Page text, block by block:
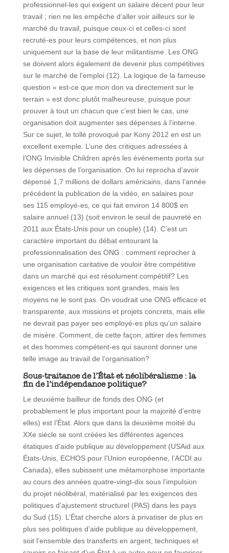
professionnel-les qui exigent un salaire décent pour leur
travail ; rien ne les empêche d’aller voir ailleurs sur le
marché du travail, puisque ceux-ci et celles-ci sont
recruté-es pour leurs compétences, et non plus
uniquement sur la base de leur militantisme. Les ONG
se doivent alors également de devenir plus compétitives
sur le marché de l’emploi (12). La logique de la fameuse
question « est-ce que mon don va directement sur le
terrain » est donc plutôt malheureuse, puisque pour
prouver à tout un chacun que c’est bien le cas, une
organisation doit augmenter ses dépenses à l’interne.
Sur ce sujet, le tollé provoqué par Kony 2012 en est un
excellent exemple. L’une des critiques adressées à
l’ONG Invisible Children après les événements porta sur
les dépenses de l’organisation. On lui reprocha d’avoir
dépensé 1,7 millions de dollars américains, dans l’année
précédent la publication de la vidéo, en salaires pour
ses 115 employé-es, ce qui fait environ 14 800$ en
salaire annuel (13) (soit environ le seuil de pauvreté en
2011 aux États-Unis pour un couple) (14). C’est un
caractère important du débat entourant la
professionnalisation des ONG : comment reprocher à
une organisation caritative de vouloir être compétitive
dans un marché qui est résolument compétitif? Les
exigences et les critiques sont grandes, mais les
moyens ne le sont pas. On voudrait une ONG efficace et
transparente, aux missions et projets concrets, mais elle
ne devrait pas payer ses employé-es plus qu’un salaire
de misère. Comment, de cette façon, attirer des femmes
et des hommes compétent-es qui sauront donner une
telle image au travail de l’organisation?
Sous-traitance de l’État et néolibéralisme : la
fin de l’indépendance politique?
Le deuxième bailleur de fonds des ONG (et
probablement le plus important pour la majorité d’entre
elles) est l’État. Alors que dans la deuxième moitié du
XXe siècle se sont créées les différentes agences
étatiques d’aide publique au développement (USAid aux
États-Unis, ECHOS pour l’Union européenne, l’ACDI au
Canada), elles subissent une métamorphose importante
au cours des années quatre-vingt-dix sous l’impulsion
du projet néolibéral, matérialisé par les exigences des
politiques d’ajustement structurel (PAS) dans les pays
du Sud (15). L’État cherche alors à privatiser de plus en
plus ses politiques d’aide publique au développement,
soit l’ensemble des transferts en argent, techniques et